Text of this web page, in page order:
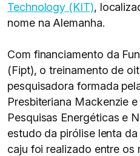
Technology (KIT),
nome na Alemanha.
Com financiamento da
(Fipt), o treinamento de
pesquisadora formada
Presbiteriana Mackenzie
Pesquisas Energéticas e
estudo da pirólise lenta
caju foi realizado entre os